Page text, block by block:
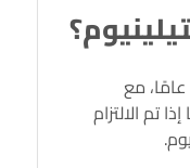
يدوم لفترات طويلة قد تتجاوز 15 عامًا، مع
تم الالتزام